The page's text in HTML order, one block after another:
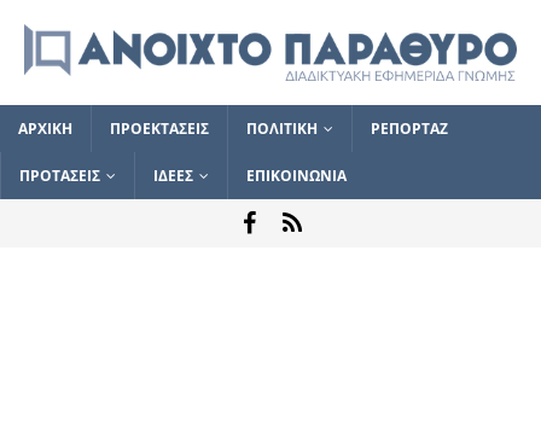
ΑΡΧΙΚΗ ΠΡΟΕΚΤΑΣΕΙΣ ΠΟΛΙΤΙΚΗ ΡΕΠΟΡΤΑΖ
ΠΡΟΤΑΣΕΙΣ ΙΔΕΕΣ ΕΠΙΚΟΙΝΩΝΙΑ